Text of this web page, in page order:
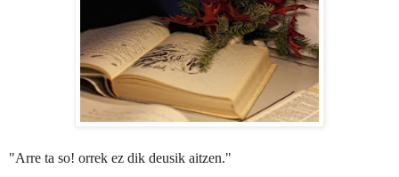
"Arre ta so! orrek ez dik deusik aitzen."